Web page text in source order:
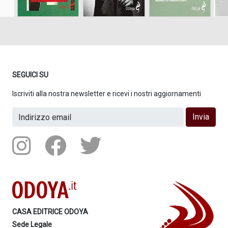
SEGUICI SU
Iscriviti alla nostra newsletter e ricevi i nostri aggiornamenti
Invia
CASA EDITRICE ODOYA
Sede Legale